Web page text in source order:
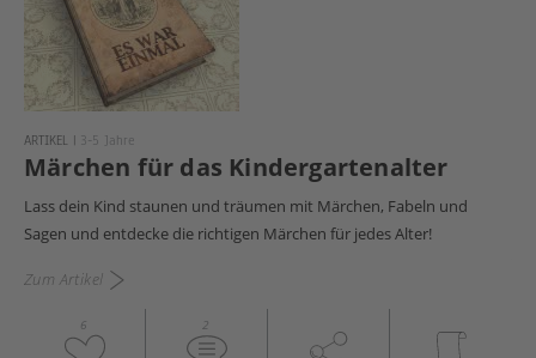
Märchen für das Kindergartenalter
ARTIKEL | 3-5 Jahre
Lass dein Kind staunen und träumen mit Märchen, Fabeln und
Sagen und entdecke die richtigen Märchen für jedes Alter!
Zum Artikel
6 2